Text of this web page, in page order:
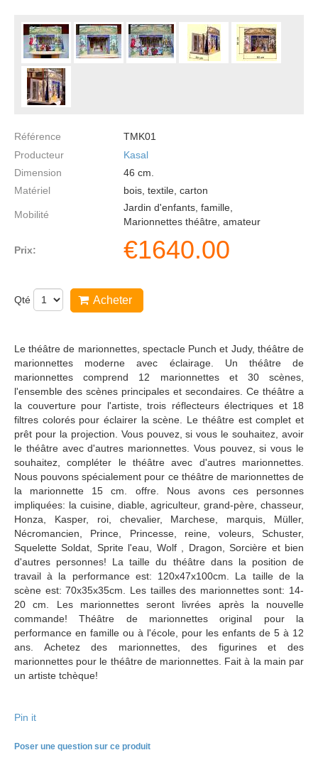
Référence
TMK01
Producteur
Kasal
Dimension
46 cm.
Matériel
bois, textile, carton
Mobilité
Jardin d'enfants, famille,
Marionnettes théâtre, amateur
Prix: €1640.00
Qté Acheter
Le théâtre de marionnettes, spectacle Punch et Judy, théâtre de
marionnettes moderne avec éclairage. Un théâtre de
marionnettes comprend 12 marionnettes et 30 scènes,
l'ensemble des scènes principales et secondaires. Ce théâtre a
la couverture pour l'artiste, trois réflecteurs électriques et 18
filtres colorés pour éclairer la scène. Le théâtre est complet et
prêt pour la projection. Vous pouvez, si vous le souhaitez, avoir
le théâtre avec d'autres marionnettes. Vous pouvez, si vous le
souhaitez, compléter le théâtre avec d'autres marionnettes.
Nous pouvons spécialement pour ce théâtre de marionnettes de
la marionnette 15 cm. offre. Nous avons ces personnes
impliquées: la cuisine, diable, agriculteur, grand-père, chasseur,
Honza, Kasper, roi, chevalier, Marchese, marquis, Müller,
Nécromancien, Prince, Princesse, reine, voleurs, Schuster,
Squelette Soldat, Sprite l'eau, Wolf , Dragon, Sorcière et bien
d'autres personnes! La taille du théâtre dans la position de
travail à la performance est: 120x47x100cm. La taille de la
scène est: 70x35x35cm. Les tailles des marionnettes sont: 14-
20 cm. Les marionnettes seront livrées après la nouvelle
commande! Théâtre de marionnettes original pour la
performance en famille ou à l'école, pour les enfants de 5 à 12
ans. Achetez des marionnettes, des figurines et des
marionnettes pour le théâtre de marionnettes. Fait à la main par
un artiste tchèque!
Pin it
Poser une question sur ce produit